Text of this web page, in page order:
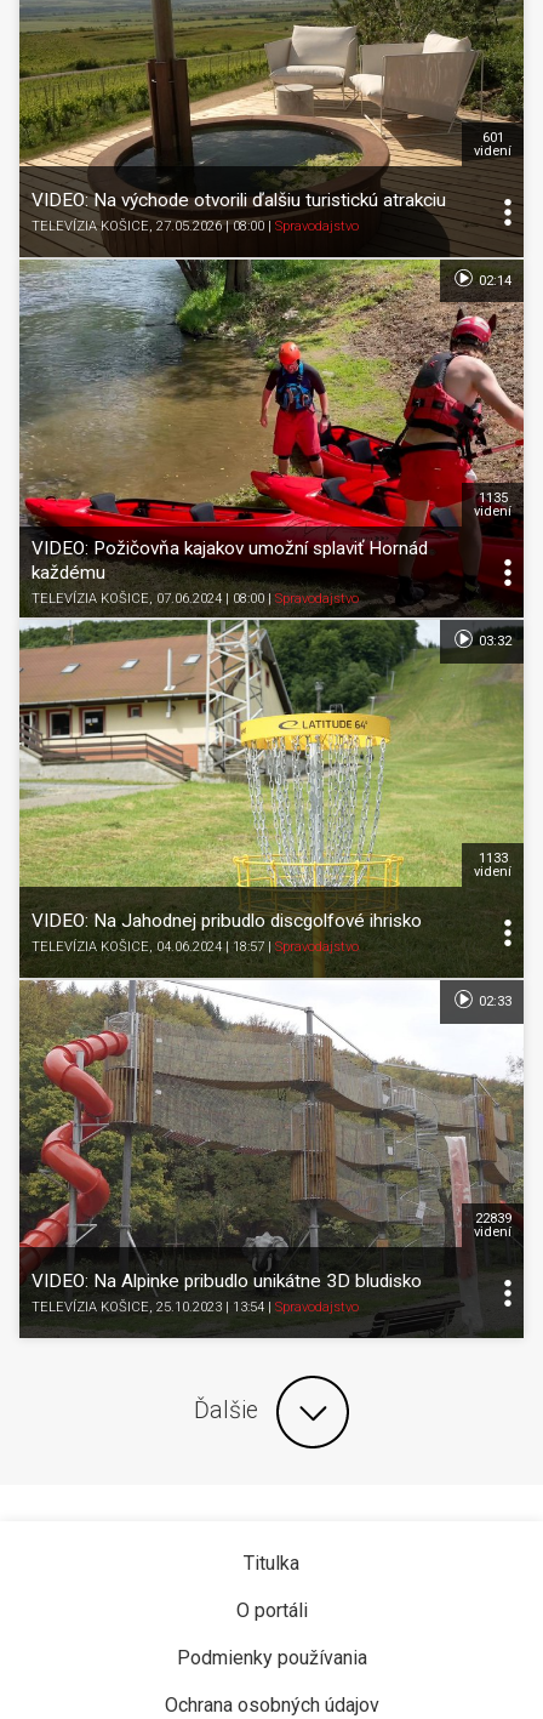
VIDEO: Na východe otvorili ďalšiu turistickú atrakciu
TELEVÍZIA KOŠICE, 27.05.2026 | 08:00 Spravodajstvo
601
videní
VIDEO: Požičovňa kajakov umožní splaviť Hornád
každému
TELEVÍZIA KOŠICE, 07.06.2024 | 08:00| Spravodajstvo
1135
videní
02:14
VIDEO: Na Jahodnej pribudlo discgolfové ihrisko
TELEVÍZIA KOŠICE, 04.06.2024 | 18:57 Spravodajstvo
1133
videní
03:32
VIDEO: Na Alpinke pribudlo unikátne 3D bludisko
TELEVÍZIA KOŠICE, 25.10.2023 | 13:54 Spravodajstvo
22839
videní
02:33
Ďalšie
Titulka
O portáli
Podmienky používania
Ochrana osobných údajov